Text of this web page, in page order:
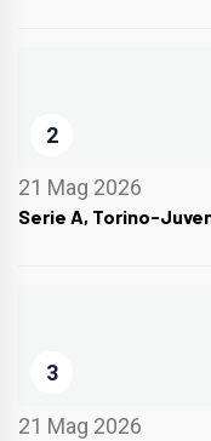
2
21 Mag 2026
Serie A, Torino-
3
21 Mag 2026